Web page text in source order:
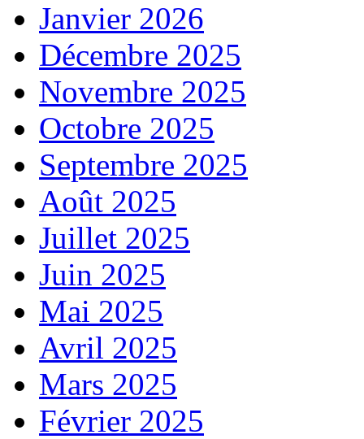
Janvier 2026
Décembre 2025
Novembre 2025
Octobre 2025
Septembre 2025
Août 2025
Juillet 2025
Juin 2025
Mai 2025
Avril 2025
Mars 2025
Février 2025